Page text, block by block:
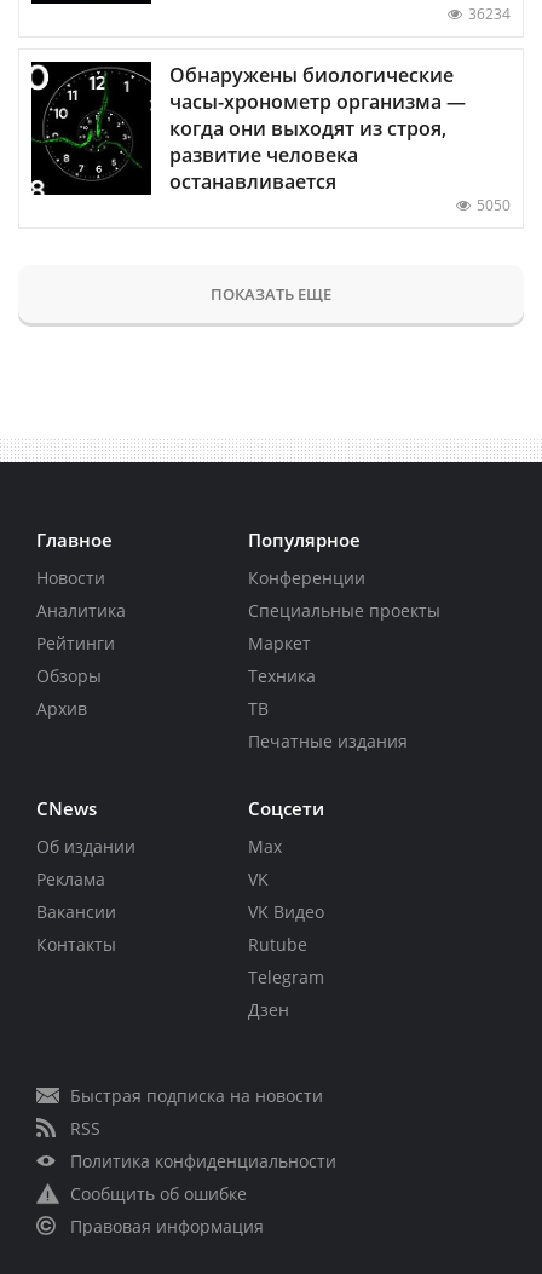
36234
Обнаружены биологические
часы-хронометр организма —
когда они выходят из строя,
развитие человека
останавливается
5050
ПОКАЗАТЬ ЕЩЕ
Главное
Новости
Аналитика
Рейтинги
Обзоры
Архив
Популярное
Конференции
Специальные проекты
Маркет
Техника
ТВ
Печатные издания
CNews
Об издании
Реклама
Вакансии
Контакты
Соцсети
Max
VK
VK Видео
Rutube
Telegram
Дзен
Быстрая подписка на новости
RSS
Политика конфиденциальности
Сообщить об ошибке
Правовая информация